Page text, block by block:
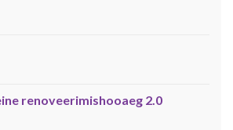
renoveerimishooaeg 2.0